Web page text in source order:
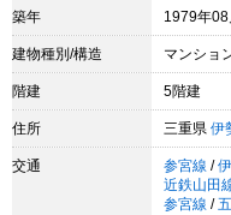
築年 1979年
建物種別/構造 マンショ
階建 5階建
住所 三重県 伊
交通 参宮線 /
近鉄山田
参宮線 /